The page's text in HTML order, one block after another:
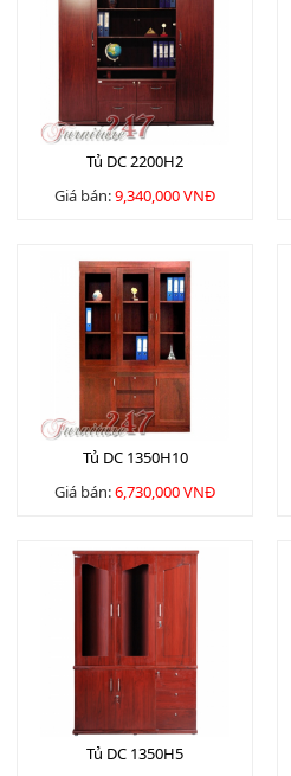
Tủ DC 2200H2
Giá bán:9,340,000 VNĐ
Tủ DC 1350H10
Giá bán:6,730,000 VNĐ
Tủ DC 1350H5